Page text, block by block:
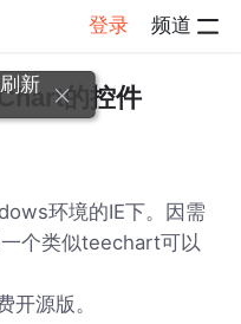
登录 频道
的控件
环境的IE下。因需
个类似teechart可以
开源版。
新